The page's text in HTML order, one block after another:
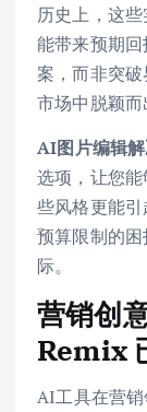
历史上，这
能带来预期
案，而非突
市场中脱颖而
AI图片编辑解
选项，让您
些风格更能
预算限制的
际。
营销创
Remix
AI工具在营